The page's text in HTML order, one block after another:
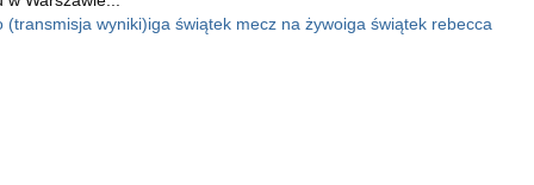
(transmisja wyniki)iga świątek mecz na żywoiga świątek rebecca